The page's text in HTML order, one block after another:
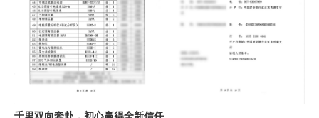
千里双向奔赴，初心赢得全新信任